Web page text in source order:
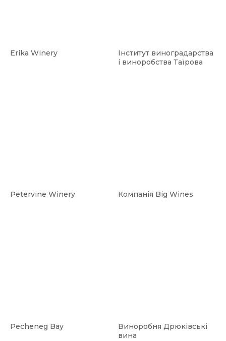
Erika Winery
Інститут виноградарства
і виноробства Таїрова
Petervine Winery Компанія Big Wines
Pecheneg Bay
Виноробня Дрюківські
вина